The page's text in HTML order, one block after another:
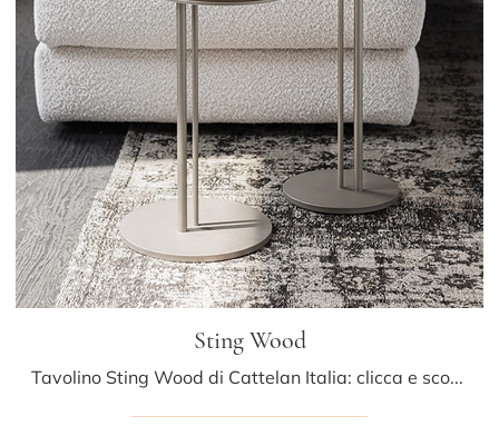
Sting Wood
Tavolino Sting Wood di Cattelan Italia: clicca e scopri di più sui Complementi e tavolini moderni in legno del noto e rinomato brand!